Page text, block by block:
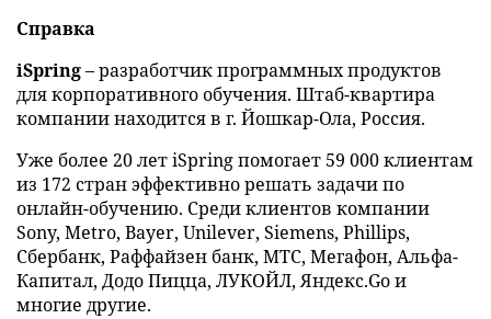
Справка
iSpring– разработчик программных продуктов
для корпоративного обучения. Штаб-квартира
компании находится в г. Йошкар-Ола, Россия.
Уже более 20 лет iSpring помогает 59 000 клиентам
из 172 стран эффективно решать задачи по
онлайн-обучению. Среди клиентов компании
Sony, Metro, Bayer, Unilever, Siemens, Phillips,
Сбербанк, Раффайзен банк, МТС, Мегафон, Альфа-
Капитал, Додо Пицца, ЛУКОЙЛ, Яндекс.Go и
многие другие.